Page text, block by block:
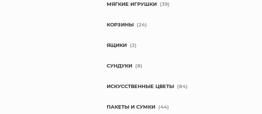
МЯГКИЕ ИГРУШКИ (39)
КОРЗИНЫ (24)
ЯЩИКИ (2)
СУНДУКИ (8)
ИСКУССТВЕННЫЕ ЦВЕТЫ (84)
ПАКЕТЫ И СУМКИ (44)